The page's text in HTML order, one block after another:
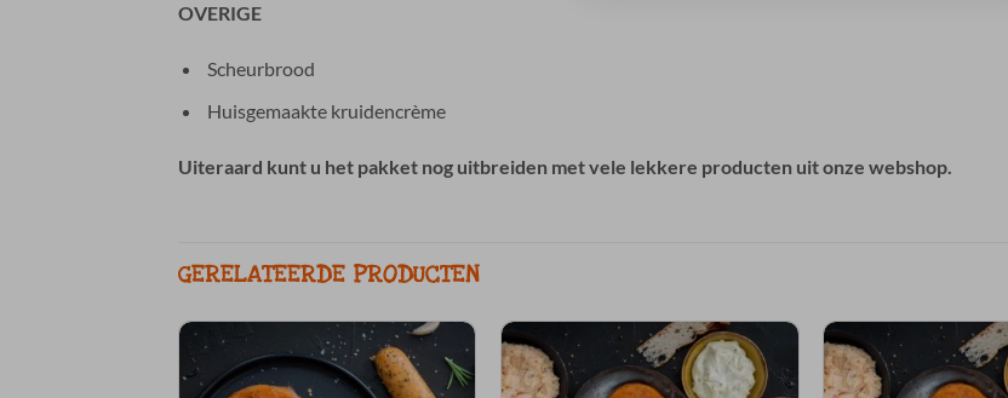
OVERIGE
Scheurbrood
Huisgemaakte kruidencrème
Uiteraard kunt u het pakket nog uitbreiden met vele lekkere producten uit onze webshop.
GERELATEERDE PRODUCTEN